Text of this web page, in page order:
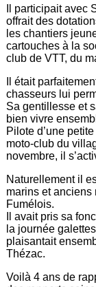
Il participait avec
offrait des
les chantiers
cartouches à la
club de VTT, du
Il était
chasseurs lui
Sa gentillesse et
bien vivre
Pilote d’une
moto-club du
novembre, il
Naturellement il
marins et anciens
Fumélois.
Il avait pris sa
la journée
plaisantait
Thézac.
Voilà 4 ans de